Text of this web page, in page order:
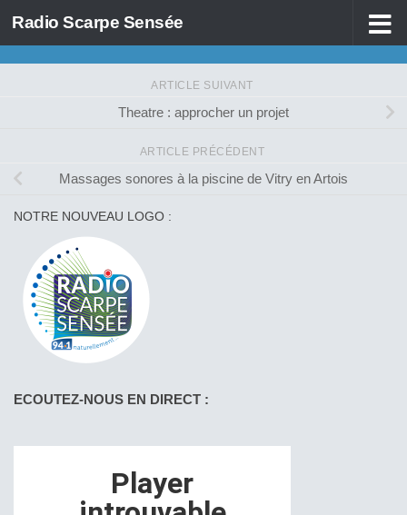
Skip to content
Radio Scarpe Sensée
ARTICLE SUIVANT
Theatre : approcher un projet
ARTICLE PRÉCÉDENT
Massages sonores à la piscine de Vitry en Artois
NOTRE NOUVEAU LOGO :
ECOUTEZ-NOUS EN DIRECT :